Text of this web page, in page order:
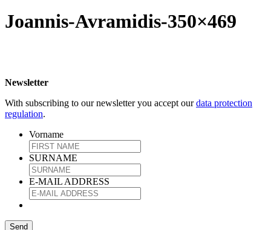
Joannis-Avramidis-350×469
Newsletter
With subscribing to our newsletter you accept ourdata protection
regulation.
Vorname
SURNAME
E-MAIL ADDRESS